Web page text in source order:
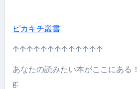
ピカキチ叢書
↑↑↑↑↑↑↑↑↑↑↑↑↑
あなたの読みたい本がここにある！
g: